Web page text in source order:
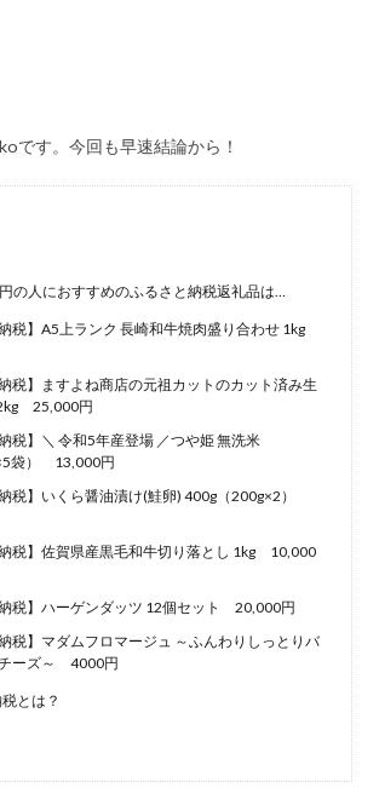
です。今回も早速結論から！
の人におすすめのふるさと納税返礼品は…
納税】A5上ランク 長崎和牛焼肉盛り合わせ 1kg
納税】ますよね商店の元祖カットのカット済み生
25,000円
税】＼ 令和5年産登場 ／つや姫 無洗米
袋） 13,000円
税】いくら醤油漬け(鮭卵) 400g（200g×2）
納税】佐賀県産黒毛和牛切り落とし 1kg 10,000
納税】ハーゲンダッツ 12個セット 20,000円
納税】マダムフロマージュ ～ふんわりしっとりバ
ーズ～ 4000円
とは？